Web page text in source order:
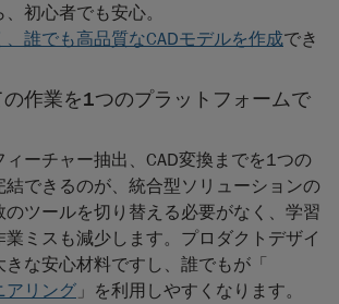
初心者でも安心。
誰でも高品質なCADモデルを作成でき
作業を1つのプラットフォームで
ーチャー抽出、CAD変換までを1つの
結できるのが、統合型ソリューションの
ツールを切り替える必要がなく、学習
業ミスも減少します。プロダクトデザイ
な安心材料ですし、誰でもが「
アリング 」を利用しやすくなります。